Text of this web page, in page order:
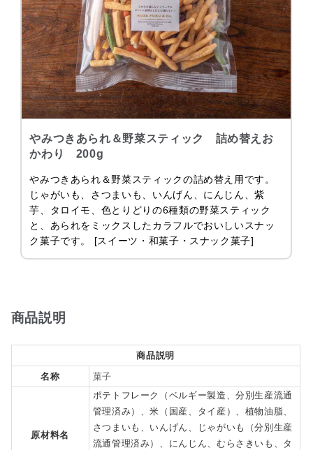
やみつきあられ＆野菜スティック 詰め替えお
かわり 200g
やみつきあられ＆野菜スティックの詰め替え用です。
じゃがいも、さつまいも、いんげん、にんじん、紫
芋、タロイモ、色とりどりの6種類の野菜スティック
と、あられをミックスしたカラフルでおいしいスナッ
ク菓子です。 [スイーツ・和菓子・スナック菓子]
商品説明
商品説明
名称
菓子
原材料名
ポテトフレーク（ベルギー製造、分別生産流通
管理済み）、米（国産、タイ産）、植物油脂、
さつまいも、いんげん、じゃがいも（分別生産
流通管理済み）、にんじん、むらさきいも、タ